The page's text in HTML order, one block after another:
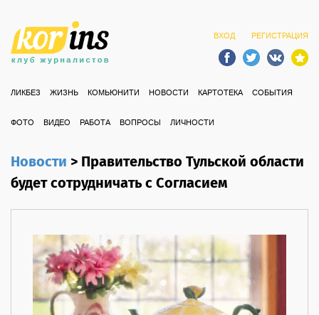
ВХОД РЕГИСТРАЦИЯ
ЛИКБЕЗ ЖИЗНЬ КОМЬЮНИТИ НОВОСТИ КАРТОТЕКА СОБЫТИЯ
ФОТО ВИДЕО РАБОТА ВОПРОСЫ ЛИЧНОСТИ
Новости>Правительство Тульской области
будет сотрудничать с Согласием